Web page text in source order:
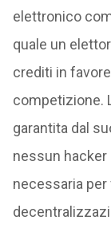
elettronico
quale un
crediti in
competizione.
garantita dal
nessun hacker
necessaria per